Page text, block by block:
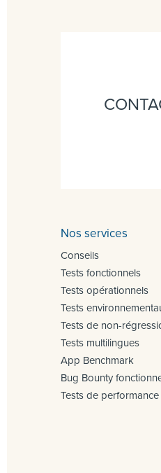
Nos services
Conseils
Tests fonctionnels
Tests opérationnels
Tests
Tests de non-
Tests multilingues
App Benchmark
Bug Bounty
Tests de performance